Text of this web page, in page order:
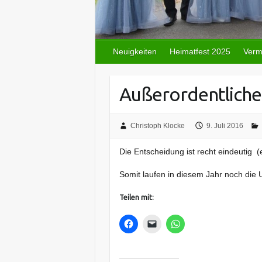
Neuigkeiten Heimatfest 2025
Christoph Klocke 9. Juli 2016
Die Entscheidung ist recht eindeutig
Somit laufen in diesem Jahr noch die
Teilen mit: